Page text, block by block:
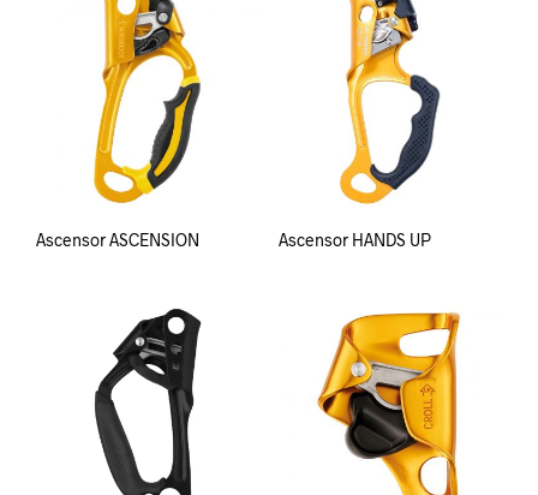
Ascensor ASCENSION Ascensor HANDS UP